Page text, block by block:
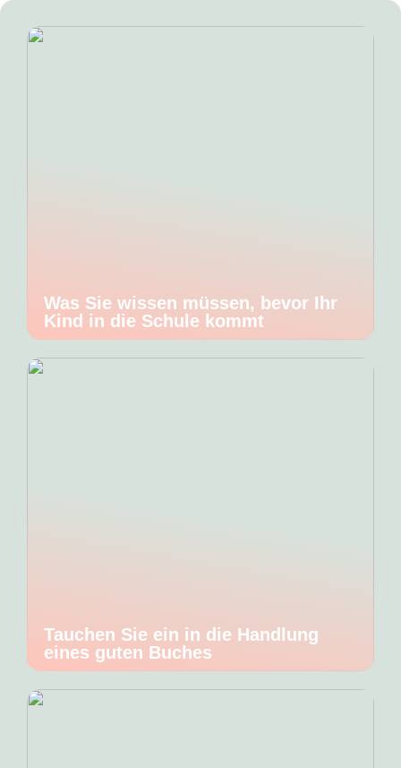
Was Sie wissen müssen, bevor Ihr
Kind in die Schule kommt
Tauchen Sie ein in die Handlung
eines guten Buches